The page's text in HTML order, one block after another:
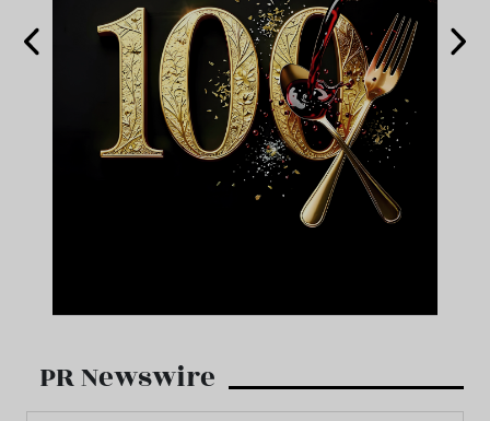
PR Newswire